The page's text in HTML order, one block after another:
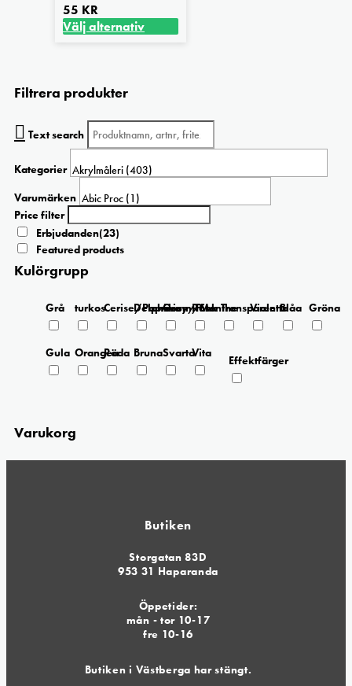
55 KR
Välj alternativ
har
varianter.
De
alternativen
väljas
på
produktsidan
Filtrera produkter
Text search
Kategorier
Varumärken
Price filter
Erbjudanden(23)
Featured products
Kulörgrupp
Grå turkosCerise/Paprika
Delphinium/Menthe
Grey/Pink
Rosa Transparent
ViolettaBlåa Gröna
Gula Orangea
Röda BrunaSvartaVita
Effektfärger
Varukorg
Butiken
Storgatan 83D
953 31 Haparanda
Öppetider:
mån - tor 10-17
fre 10-16
Butiken i Västberga har stängt.